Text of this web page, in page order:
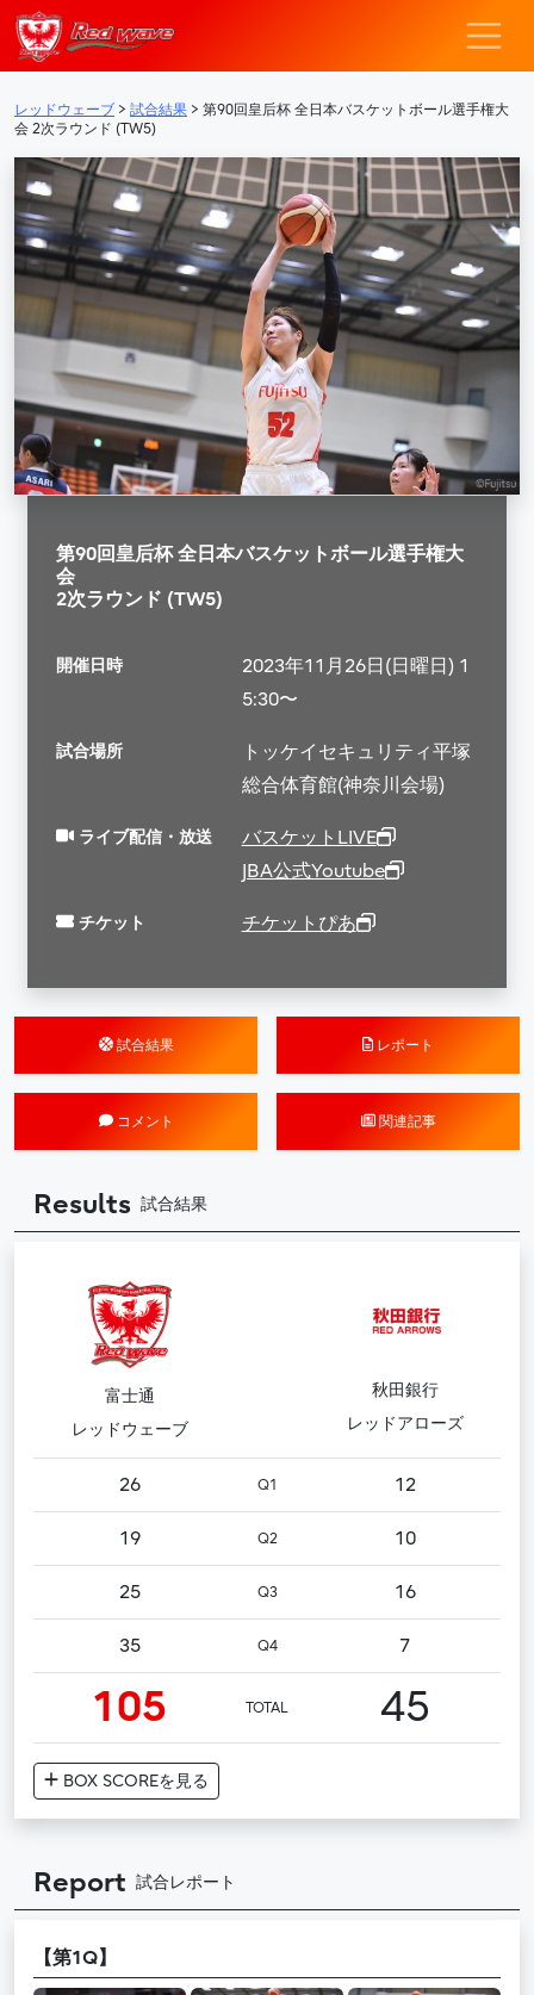
メインナビゲーション
レッドウェー
レッドウェーブ > 試合結果 > 第90回皇后杯 全日本バスケットボール選手権大
会 2次ラウンド (TW5)
第90回皇后杯 全日本バスケットボール選手権大
会
2次ラウンド (TW5)
開催日時
2023年11月26日(日曜日) 1
5:30〜
試合場所
トッケイセキュリティ平塚
総合体育館(神奈川会場)
ライブ配信・放送
バスケットLIVE
JBA公式Youtube
チケット チケットぴあ
試合結果 レポート
コメント 関連記事
Results 試合結果
富士通
レッドウェーブ
秋田銀行
レッドアローズ
26 Q1 12
19 Q2 10
25 Q3 16
35 Q4 7
105 TOTAL 45
BOX SCOREを見る
Report 試合レポート
【第1Q】